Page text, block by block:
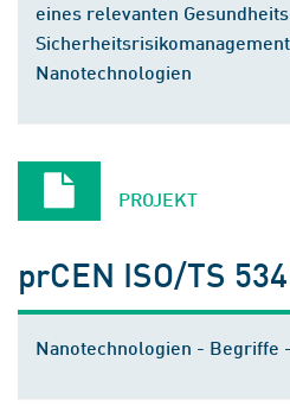
eines relevanten
Nanotechnologien
PROJEKT
prCEN ISO/TS
Nanotechnologien - Begriffe